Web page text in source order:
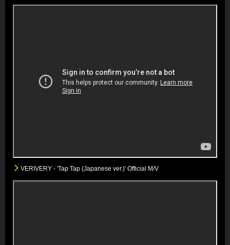
VERIVERY - 'Tap Tap (Japanese ver.)' Official M/V